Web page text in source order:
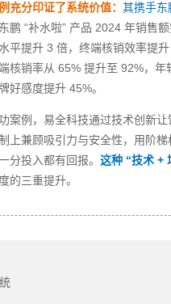
分印证了系统价值： 其携手东
鹏 “补水啦” 产品 2024 年销售
平提升 3 倍，终端核销效率提
核销率从 65% 提升至 92%，
好感度提升 45%。
例，易全科技通过技术创新让
上兼顾吸引力与安全性，用阶
分投入都有回报。 这种 “技术 +
的三重提升。